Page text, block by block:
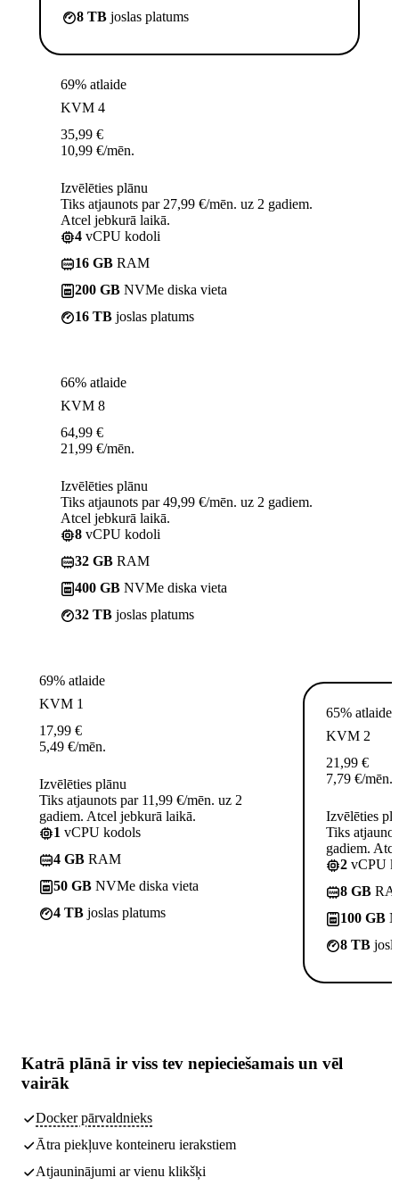
8 TB joslas platums
69% atlaide
KVM 4
35,99 €
10,99 €/mēn.
Izvēlēties plānu
Tiks atjaunots par 27,99 €/mēn. uz 2 gadiem.
Atcel jebkurā laikā.
4 vCPU kodoli
16 GB RAM
200 GB NVMe diska vieta
16 TB joslas platums
66% atlaide
KVM 8
64,99 €
21,99 €/mēn.
Izvēlēties plānu
Tiks atjaunots par 49,99 €/mēn. uz 2 gadiem.
Atcel jebkurā laikā.
8 vCPU kodoli
32 GB RAM
400 GB NVMe diska vieta
32 TB joslas platums
69% atlaide
KVM 1
17,99 €
5,49 €/mēn.
Izvēlēties plānu
Tiks atjaunots par 11,99 €/mēn. uz 2
gadiem. Atcel jebkurā laikā.
1 vCPU kodols
4 GB RAM
50 GB NVMe diska vieta
4 TB joslas platums
65% atlaide
KVM 2
21,99 €
7,79 €/mēn.
Izvēlēties
Tiks
gadiem.
2 vCPU
8 GB
100 GB
8 TB
Katrā plānā ir viss tev nepieciešamais un vēl
vairāk
Docker pārvaldnieks
Ātra piekļuve konteineru ierakstiem
Atjauninājumi ar vienu klikšķi